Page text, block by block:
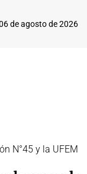
de agosto de 2026
N°45 y la UFEM